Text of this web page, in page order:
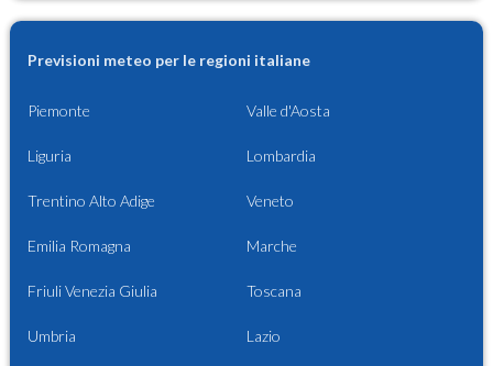
Previsioni meteo per le regioni italiane
Piemonte Valle d'Aosta
Liguria Lombardia
Trentino Alto Adige Veneto
Emilia Romagna Marche
Friuli Venezia Giulia Toscana
Umbria Lazio